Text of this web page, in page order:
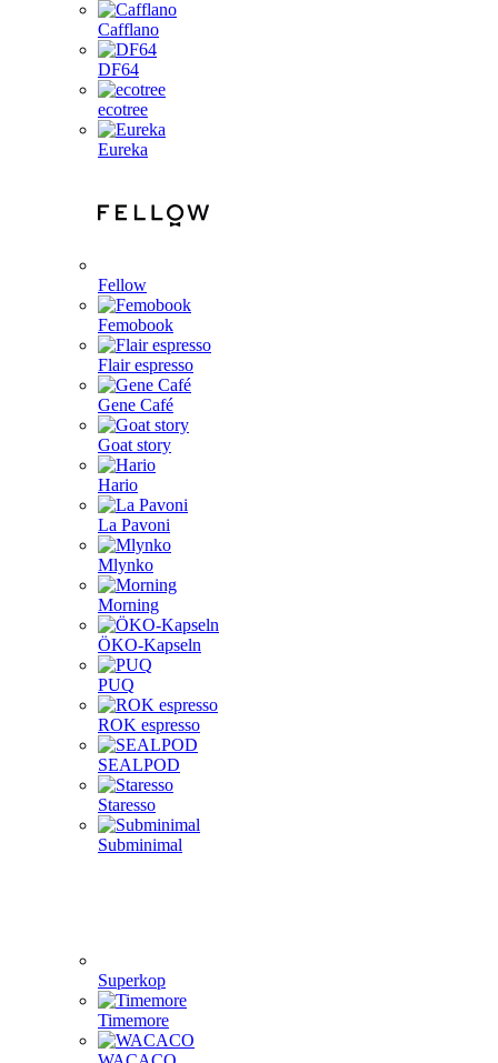
Cafflano
DF64
ecotree
Eureka
Fellow
Femobook
Flair espresso
Gene Café
Goat story
Hario
La Pavoni
Mlynko
Morning
ÖKO-Kapseln
PUQ
ROK espresso
SEALPOD
Staresso
Subminimal
Superkop
Timemore